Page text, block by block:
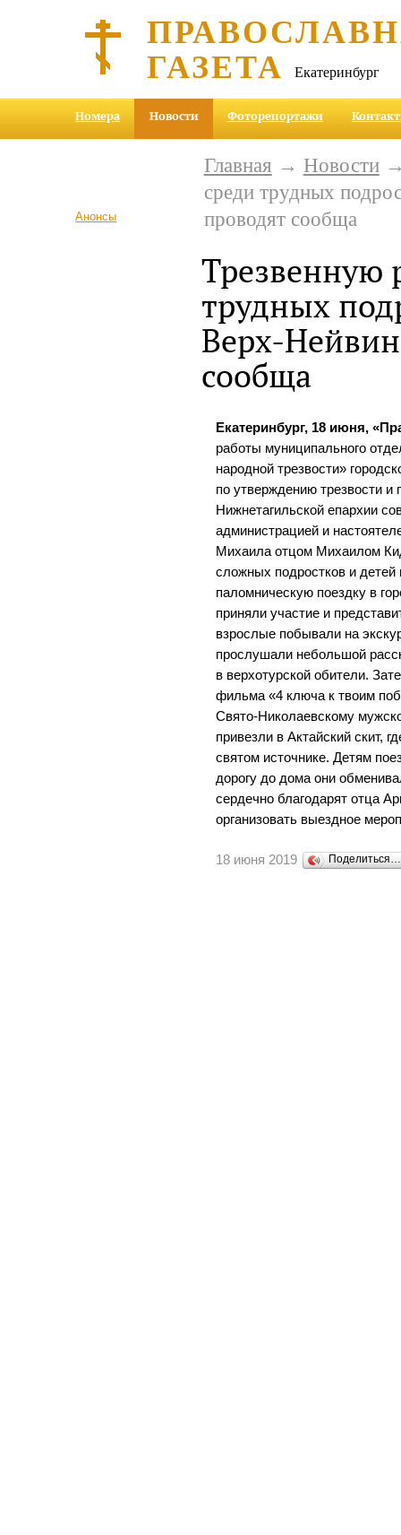
ГАЗЕТА Екатеринбург
Номера Новости Фоторепортажи
Анонсы
Главная → Новости→
среди трудных
проводят сообща
Трезвенную
трудных
Верх-
сообща
Екатеринбург, 18 июня,
работы муниципального
народной трезвости»
по утверждению трезвости и
Нижнетагильской епархии
администрацией и
Михаила отцом Михаилом
сложных подростков и
паломническую поездку в
приняли участие и
взрослые побывали на
прослушали небольшой
в верхотурской обители.
фильма «4 ключа к твоим
Свято-Николаевскому
привезли в Актайский скит,
святом источнике. Детям
дорогу до дома они
сердечно благодарят отца
организовать выездное
18 июня 2019 Поделиться…